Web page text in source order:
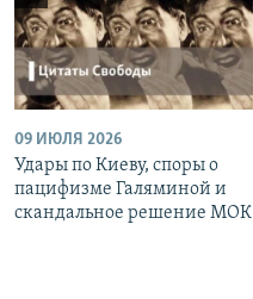
09 ИЮЛЯ 2026
Удары по Киеву, споры о
пацифизме Галяминой и
скандальное решение МОК